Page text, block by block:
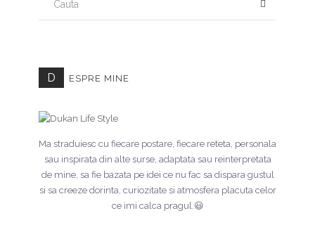
D ESPRE MINE
Ma straduiesc cu fiecare postare, fiecare reteta, personala
sau inspirata din alte surse, adaptata sau reinterpretata
de mine, sa fie bazata pe idei ce nu fac sa dispara gustul
si sa creeze dorinta, curiozitate si atmosfera placuta celor
ce imi calca pragul.😃